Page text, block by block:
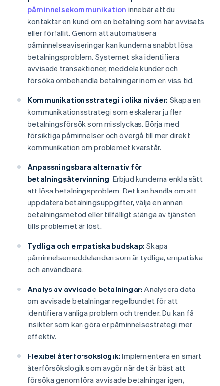
påminnelsekommunikation innebär att du
kontaktar en kund om en betalning som har avvisats
eller förfallit. Genom att automatisera
påminnelseaviseringar kan kunderna snabbt lösa
betalningsproblem. Systemet ska identifiera
avvisade transaktioner, meddela kunder och
försöka ombehandla betalningar inom en viss tid.
Kommunikationsstrategi i olika nivåer: Skapa en
kommunikationsstrategi som eskalerar ju fler
betalningsförsök som misslyckas. Börja med
försiktiga påminnelser och övergå till mer direkt
kommunikation om problemet kvarstår.
Anpassningsbara alternativ för
betalningsåtervinning: Erbjud kunderna enkla sätt
att lösa betalningsproblem. Det kan handla om att
uppdatera betalningsuppgifter, välja en annan
betalningsmetod eller tillfälligt stänga av tjänsten
tills problemet är löst.
Tydliga och empatiska budskap: Skapa
påminnelsemeddelanden som är tydliga, empatiska
och användbara.
Analys av avvisade betalningar: Analysera data
om avvisade betalningar regelbundet för att
identifiera vanliga problem och trender. Du kan få
insikter som kan göra er påminnelsestrategi mer
effektiv.
Flexibel återförsökslogik: Implementera en smart
återförsökslogik som avgör när det är bäst att
försöka genomföra avvisade betalningar igen,